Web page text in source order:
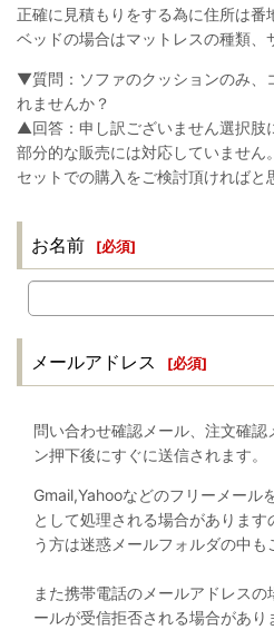
正確に見積もりをする為に住所は番
ベッドの場合はマットレスの種類、
▼質問：ソファのクッションのみ、
れませんか？
▲回答：申し訳ございません選択肢
部分的な販売には対応していません。
セットでの購入をご検討頂ければと
お名前 [必須]
メールアドレス [必須]
問い合わせ確認メール、注文確認
ン押下後にすぐに送信されます。
Gmail,Yahooなどのフリーメール
として処理される場合がありま
う方は迷惑メールフォルダの中も
また携帯電話のメールアドレス
ールが受信拒否される場合があり